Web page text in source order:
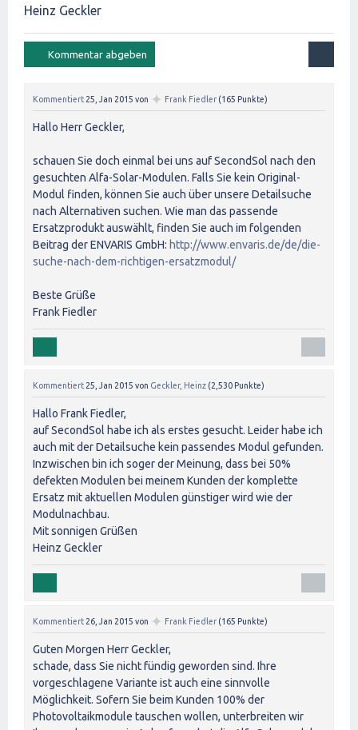
Heinz Geckler
Kommentiert 25, Jan 2015 von ✦ Frank Fiedler (165 Punkte)
Hallo Herr Geckler,
schauen Sie doch einmal bei uns auf SecondSol nach den
gesuchten Alfa-Solar-Modulen. Falls Sie kein Original-
Modul finden, können Sie auch über unsere Detailsuche
nach Alternativen suchen. Wie man das passende
Ersatzprodukt auswählt, finden Sie auch im folgenden
Beitrag der ENVARIS GmbH: http://www.envaris.de/de/die-
suche-nach-dem-richtigen-ersatzmodul/
Beste Grüße
Frank Fiedler
Kommentiert 25, Jan 2015 von Geckler, Heinz (2,530 Punkte)
Hallo Frank Fiedler,
auf SecondSol habe ich als erstes gesucht. Leider habe ich
auch mit der Detailsuche kein passendes Modul gefunden.
Inzwischen bin ich soger der Meinung, dass bei 50%
defekten Modulen bei meinem Kunden der komplette
Ersatz mit aktuellen Modulen günstiger wird wie der
Modulnachbau.
Mit sonnigen Grüßen
Heinz Geckler
Kommentiert 26, Jan 2015 von ✦ Frank Fiedler (165 Punkte)
Guten Morgen Herr Geckler,
schade, dass Sie nicht fündig geworden sind. Ihre
vorgeschlagene Variante ist auch eine sinnvolle
Möglichkeit. Sofern Sie beim Kunden 100% der
Photovoltaikmodule tauschen wollen, unterbreiten wir